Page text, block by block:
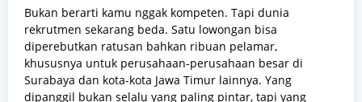
Bukan berarti kamu nggak kompeten. Tapi dunia
rekrutmen sekarang beda. Satu lowongan bisa
diperebutkan ratusan bahkan ribuan pelamar,
khususnya untuk perusahaan-perusahaan besar di
Surabaya dan kota-kota Jawa Timur lainnya. Yang
dipanggil bukan selalu yang paling pintar, tapi yang